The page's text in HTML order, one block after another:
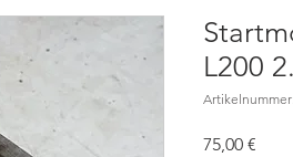
L200
75,00 €